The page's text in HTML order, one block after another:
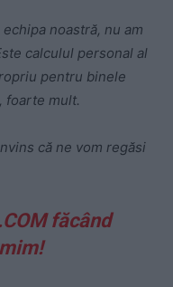
noastră, nu am
calculul personal al
pentru binele
foarte mult.
că ne vom regăsi
făcând